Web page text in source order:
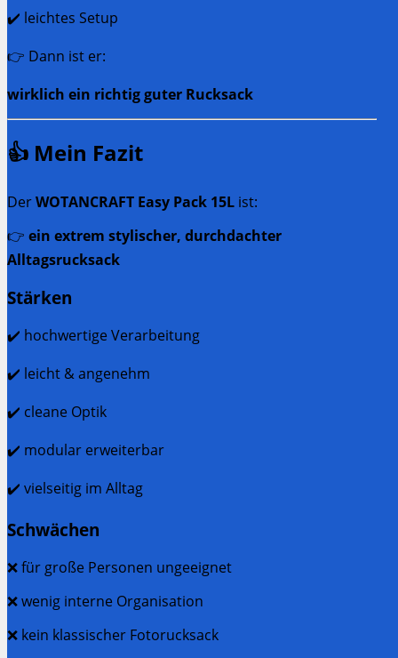
✔️ leichtes Setup
👉 Dann ist er:
wirklich ein richtig guter Rucksack
👍 Mein Fazit
DerWOTANCRAFT Easy Pack 15L ist:
👉 ein extrem stylischer, durchdachter
Alltagsrucksack
Stärken
✔️ hochwertige Verarbeitung
✔️ leicht & angenehm
✔️ cleane Optik
✔️ modular erweiterbar
✔️ vielseitig im Alltag
Schwächen
❌ für große Personen ungeeignet
❌ wenig interne Organisation
❌ kein klassischer Fotorucksack